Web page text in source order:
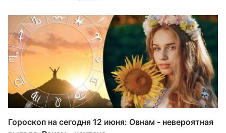
Гороскоп на сегодня 12 июня: Овнам - невероятная